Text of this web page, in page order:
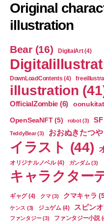
Original
illustration
Bear(16) DigitalArt(4)
DownLoadContents (4)
illustration
OfficialZombie (6)
OpenSeaNFT(5) robot(3) SF
TeddyBear(3) おおぬきたつや
イラスト (44)
オリジナルノベル(4) ガンダム (3)
キャラクター
ギャグ(4) クマ(3) クマキャラ
ケンス (3) ジュゲム(4) スピン
ファンタジー(3) ファンタジー小説